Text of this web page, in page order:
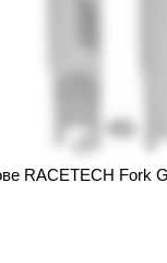
RACETECH Fork